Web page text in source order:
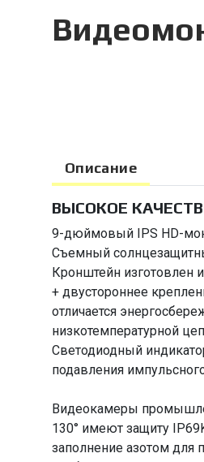
Описание
ВЫСОКОЕ
9-дюймовый IPS HD-
Съемный
Кронштейн изготовлен
+ двустороннее
отличается
низкотемпературной
Светодиодный
подавления
Видеокамеры
130° имеют защиту
заполнение азотом для